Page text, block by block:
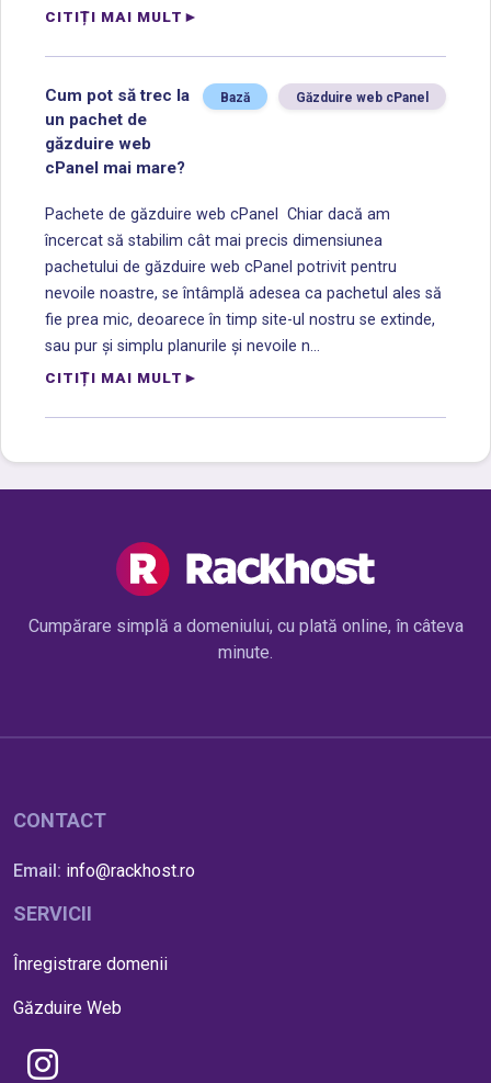
CITIȚI MAI MULT
Cum pot să trec la
un pachet de
găzduire web
cPanel mai mare?
Bază Găzduire web cPanel
Pachete de găzduire web cPanel Chiar dacă am
încercat să stabilim cât mai precis dimensiunea
pachetului de găzduire web cPanel potrivit pentru
nevoile noastre, se întâmplă adesea ca pachetul ales să
fie prea mic, deoarece în timp site-ul nostru se extinde,
sau pur și simplu planurile și nevoile n...
CITIȚI MAI MULT
Cumpărare simplă a domeniului, cu plată online, în câteva
minute.
CONTACT
Email: info@rackhost.ro
SERVICII
Înregistrare domenii
Găzduire Web